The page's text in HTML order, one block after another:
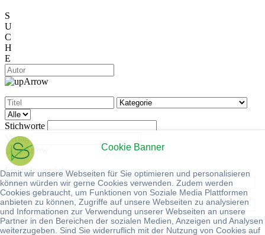
Cookie Banner
Damit wir unsere Webseiten für Sie optimieren und personalisieren
können würden wir gerne Cookies verwenden. Zudem werden
Cookies gebraucht, um Funktionen von Soziale Media Plattformen
anbieten zu können, Zugriffe auf unsere Webseiten zu analysieren
und Informationen zur Verwendung unserer Webseiten an unsere
Partner in den Bereichen der sozialen Medien, Anzeigen und Analysen
weiterzugeben. Sind Sie widerruflich mit der Nutzung von Cookies auf
S
U
C
H
E
Stichworte
Verlag
Erscheinungsjahr
von
bis
Preis (in EUR):
von
bis
Suche auch in Zeitschriften
ja